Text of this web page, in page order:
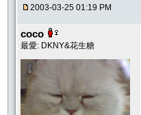
2003-03-25 01:19 PM
coco
最愛: DKNY&花生糖